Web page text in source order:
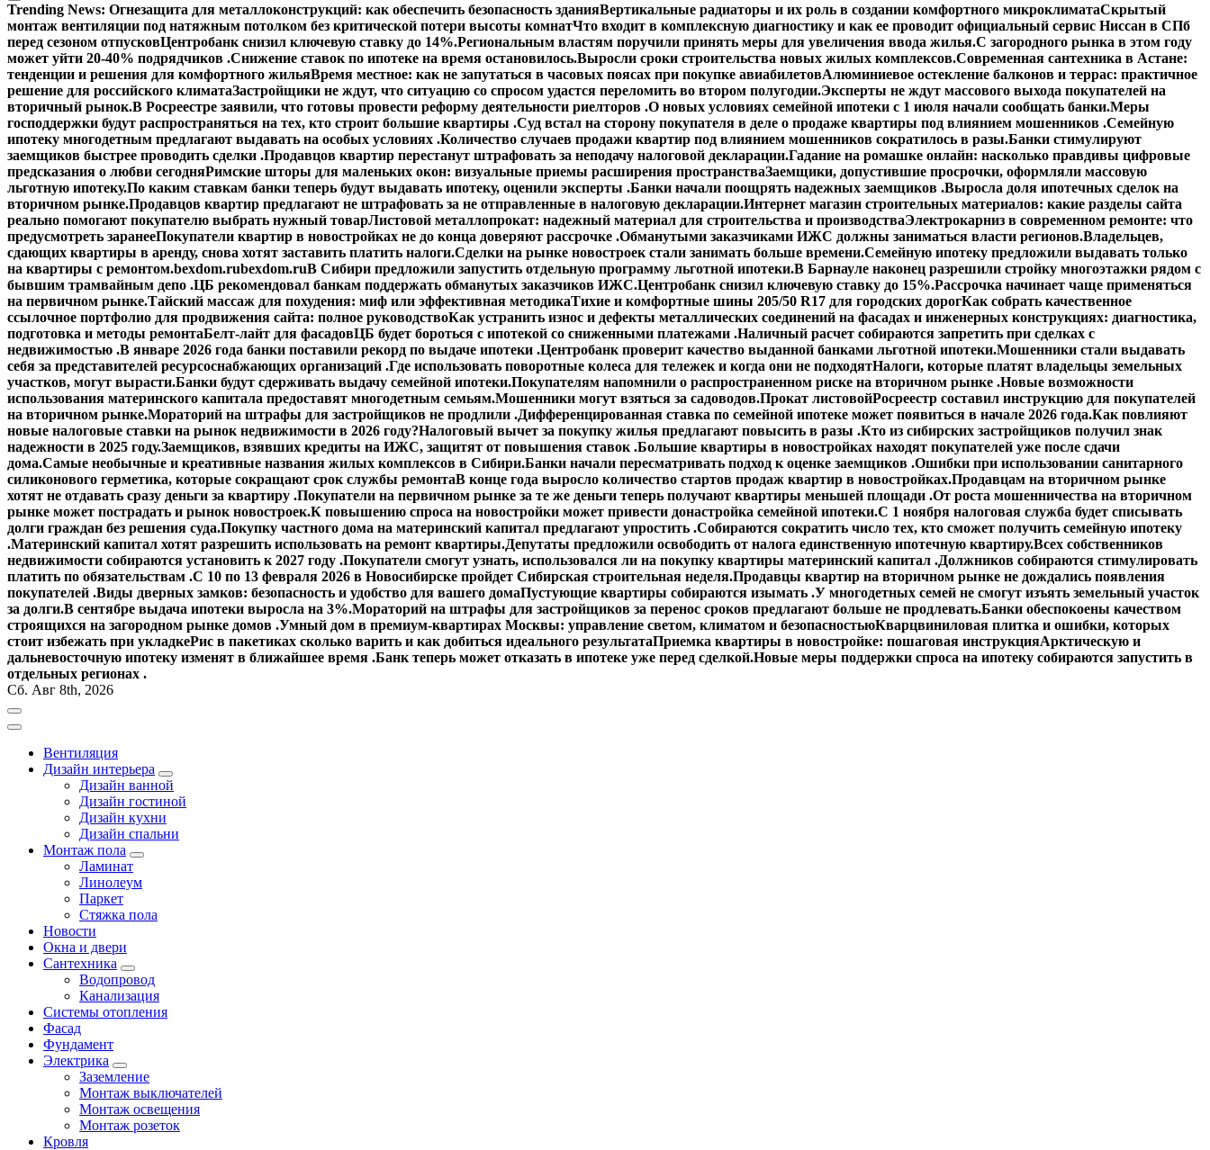
Trending News: Огнезащита для металлоконструкций: как обеспечить безопасность зданияВертикальные радиаторы и их роль в создании комфортного микроклиматаСкрытый
монтаж вентиляции под натяжным потолком без критической потери высоты комнатЧто входит в комплексную диагностику и как ее проводит официальный сервис Ниссан в СПб
перед сезоном отпусковЦентробанк снизил ключевую ставку до 14%.Региональным властям поручили принять меры для увеличения ввода жилья.С загородного рынка в этом году
может уйти 20-40% подрядчиков .Снижение ставок по ипотеке на время остановилось.Выросли сроки строительства новых жилых комплексов.Современная сантехника в Астане:
тенденции и решения для комфортного жильяВремя местное: как не запутаться в часовых поясах при покупке авиабилетовАлюминиевое остекление балконов и террас: практичное
решение для российского климатаЗастройщики не ждут, что ситуацию со спросом удастся переломить во втором полугодии.Эксперты не ждут массового выхода покупателей на
вторичный рынок.В Росреестре заявили, что готовы провести реформу деятельности риелторов .О новых условиях семейной ипотеки с 1 июля начали сообщать банки.Меры
господдержки будут распространяться на тех, кто строит большие квартиры .Суд встал на сторону покупателя в деле о продаже квартиры под влиянием мошенников .Семейную
ипотеку многодетным предлагают выдавать на особых условиях .Количество случаев продажи квартир под влиянием мошенников сократилось в разы.Банки стимулируют
заемщиков быстрее проводить сделки .Продавцов квартир перестанут штрафовать за неподачу налоговой декларации.Гадание на ромашке онлайн: насколько правдивы цифровые
предсказания о любви сегодняРимские шторы для маленьких окон: визуальные приемы расширения пространстваЗаемщики, допустившие просрочки, оформляли массовую
льготную ипотеку.По каким ставкам банки теперь будут выдавать ипотеку, оценили эксперты .Банки начали поощрять надежных заемщиков .Выросла доля ипотечных сделок на
вторичном рынке.Продавцов квартир предлагают не штрафовать за не отправленные в налоговую декларации.Интернет магазин строительных материалов: какие разделы сайта
реально помогают покупателю выбрать нужный товарЛистовой металлопрокат: надежный материал для строительства и производстваЭлектрокарниз в современном ремонте: что
предусмотреть заранееПокупатели квартир в новостройках не до конца доверяют рассрочке .Обманутыми заказчиками ИЖС должны заниматься власти регионов.Владельцев,
сдающих квартиры в аренду, снова хотят заставить платить налоги.Сделки на рынке новостроек стали занимать больше времени.Семейную ипотеку предложили выдавать только
на квартиры с ремонтом.bexdom.rubexdom.ruВ Сибири предложили запустить отдельную программу льготной ипотеки.В Барнауле наконец разрешили стройку многоэтажки рядом с
бывшим трамвайным депо .ЦБ рекомендовал банкам поддержать обманутых заказчиков ИЖС.Центробанк снизил ключевую ставку до 15%.Рассрочка начинает чаще применяться
на первичном рынке.Тайский массаж для похудения: миф или эффективная методикаТихие и комфортные шины 205/50 R17 для городских дорогКак собрать качественное
ссылочное портфолио для продвижения сайта: полное руководствоКак устранить износ и дефекты металлических соединений на фасадах и инженерных конструкциях: диагностика,
подготовка и методы ремонтаБелт-лайт для фасадовЦБ будет бороться с ипотекой со сниженными платежами .Наличный расчет собираются запретить при сделках с
недвижимостью .В январе 2026 года банки поставили рекорд по выдаче ипотеки .Центробанк проверит качество выданной банками льготной ипотеки.Мошенники стали выдавать
себя за представителей ресурсоснабжающих организаций .Где использовать поворотные колеса для тележек и когда они не подходятНалоги, которые платят владельцы земельных
участков, могут вырасти.Банки будут сдерживать выдачу семейной ипотеки.Покупателям напомнили о распространенном риске на вторичном рынке .Новые возможности
использования материнского капитала предоставят многодетным семьям.Мошенники могут взяться за садоводов.Прокат листовойРосреестр составил инструкцию для покупателей
на вторичном рынке.Мораторий на штрафы для застройщиков не продлили .Дифференцированная ставка по семейной ипотеке может появиться в начале 2026 года.Как повлияют
новые налоговые ставки на рынок недвижимости в 2026 году?Налоговый вычет за покупку жилья предлагают повысить в разы .Кто из сибирских застройщиков получил знак
надежности в 2025 году.Заемщиков, взявших кредиты на ИЖС, защитят от повышения ставок .Большие квартиры в новостройках находят покупателей уже после сдачи
дома.Самые необычные и креативные названия жилых комплексов в Сибири.Банки начали пересматривать подход к оценке заемщиков .Ошибки при использовании санитарного
силиконового герметика, которые сокращают срок службы ремонтаВ конце года выросло количество стартов продаж квартир в новостройках.Продавцам на вторичном рынке
хотят не отдавать сразу деньги за квартиру .Покупатели на первичном рынке за те же деньги теперь получают квартиры меньшей площади .От роста мошенничества на вторичном
рынке может пострадать и рынок новостроек.К повышению спроса на новостройки может привести донастройка семейной ипотеки.С 1 ноября налоговая служба будет списывать
долги граждан без решения суда.Покупку частного дома на материнский капитал предлагают упростить .Собираются сократить число тех, кто сможет получить семейную ипотеку
.Материнский капитал хотят разрешить использовать на ремонт квартиры.Депутаты предложили освободить от налога единственную ипотечную квартиру.Всех собственников
недвижимости собираются установить к 2027 году .Покупатели смогут узнать, использовался ли на покупку квартиры материнский капитал .Должников собираются стимулировать
платить по обязательствам .С 10 по 13 февраля 2026 в Новосибирске пройдет Сибирская строительная неделя.Продавцы квартир на вторичном рынке не дождались появления
покупателей .Виды дверных замков: безопасность и удобство для вашего домаПустующие квартиры собираются изымать .У многодетных семей не смогут изъять земельный участок
за долги.В сентябре выдача ипотеки выросла на 3%.Мораторий на штрафы для застройщиков за перенос сроков предлагают больше не продлевать.Банки обеспокоены качеством
строящихся на загородном рынке домов .Умный дом в премиум-квартирах Москвы: управление светом, климатом и безопасностьюКварцвиниловая плитка и ошибки, которых
стоит избежать при укладкеРис в пакетиках сколько варить и как добиться идеального результатаПриемка квартиры в новостройке: пошаговая инструкцияАрктическую и
дальневосточную ипотеку изменят в ближайшее время .Банк теперь может отказать в ипотеке уже перед сделкой.Новые меры поддержки спроса на ипотеку собираются запустить в
отдельных регионах .
Сб. Авг 8th, 2026
Вентиляция
Дизайн интерьера
Дизайн ванной
Дизайн гостиной
Дизайн кухни
Дизайн спальни
Монтаж пола
Ламинат
Линолеум
Паркет
Стяжка пола
Новости
Окна и двери
Сантехника
Водопровод
Канализация
Системы отопления
Фасад
Фундамент
Электрика
Заземление
Монтаж выключателей
Монтаж освещения
Монтаж розеток
Кровля